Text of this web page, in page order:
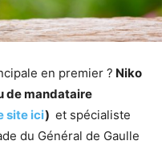
en premier ? Niko
de mandataire
site ici) et spécialiste
du Général de Gaulle